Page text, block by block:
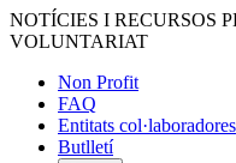
Vés
al
NOTÍCIES I RECURSOS
VOLUNTARIAT
Menú
del
Non Profit
FAQ
Entitats col·laboradores
Butlletí